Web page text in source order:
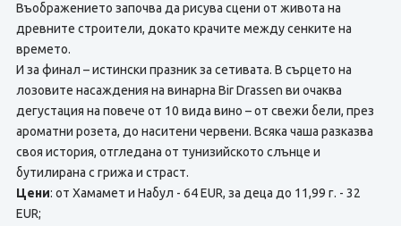
Въображението започва да рисува сцени от живота на
древните строители, докато крачите между сенките на
времето.
И за финал – истински празник за сетивата. В сърцето на
лозовите насаждения на винарна Bir Drassen ви очаква
дегустация на повече от 10 вида вино – от свежи бели, през
ароматни розета, до наситени червени. Всяка чаша разказва
своя история, отгледана от тунизийското слънце и
бутилирана с грижа и страст.
Цени: от Хамамет и Набул - 64 EUR, за деца до 11,99 г. - 32
EUR;